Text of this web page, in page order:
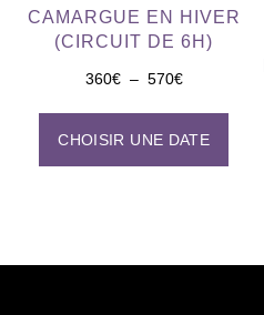
CAMARGUE EN HIVER
(CIRCUIT DE 6H)
360€ – 570€
CHOISIR UNE DATE